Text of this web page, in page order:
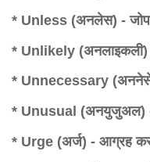
* Unless (अनलेस) -
* Unlikely (अनलाइकली)
* Unnecessary
* Unusual (अनयुजुअल) -
* Urge (अर्ज) - आग्रह